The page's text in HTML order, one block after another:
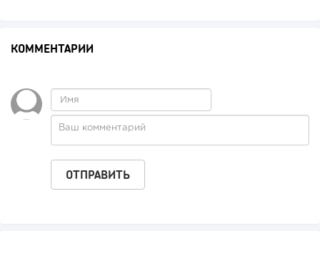
КОММЕНТАРИИ